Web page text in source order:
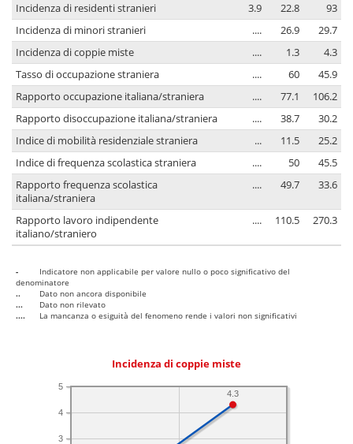
Incidenza di residenti stranieri 3.9 22.8
93
Incidenza di minori stranieri
.... 26.9
29.7
Incidenza di coppie miste
.... 1.3
4.3
Tasso di occupazione straniera
.... 60
45.9
Rapporto occupazione italiana/straniera
.... 77.1
106.2
Rapporto disoccupazione italiana/straniera
.... 38.7
30.2
Indice di mobilità residenziale straniera
... 11.5
25.2
Indice di frequenza scolastica straniera
.... 50
45.5
Rapporto frequenza scolastica
italiana/straniera
.... 49.7 33.6
Rapporto lavoro indipendente
italiano/straniero
.... 110.5 270.3
-
Indicatore non applicabile per valore nullo o poco significativo del
denominatore
..
Dato non ancora disponibile
...
Dato non rilevato
....
La mancanza o esiguità del fenomeno rende i valori non significativi
Incidenza di coppie miste
3
4
5
4.3